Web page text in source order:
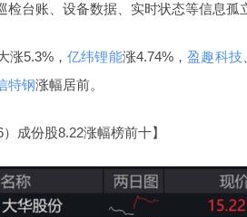
检台账、设备数据、实时状态等信息孤
涨5.3%，亿纬锂能涨4.74%，盈趣科技
特钢涨幅居前。
成份股8.22涨幅榜前十】